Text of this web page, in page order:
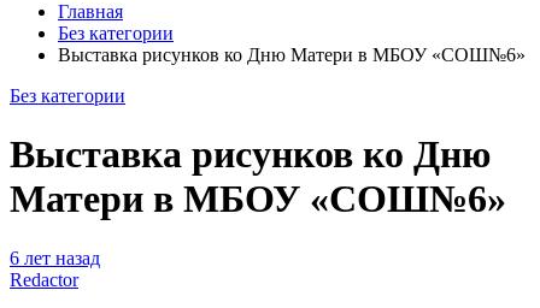
Главная
Без категории
Выставка рисунков ко Дню Матери в МБОУ «СОШ№6»
Без категории
Выставка рисунков ко Дню
Матери в МБОУ «СОШ№6»
6 лет назад
Redactor